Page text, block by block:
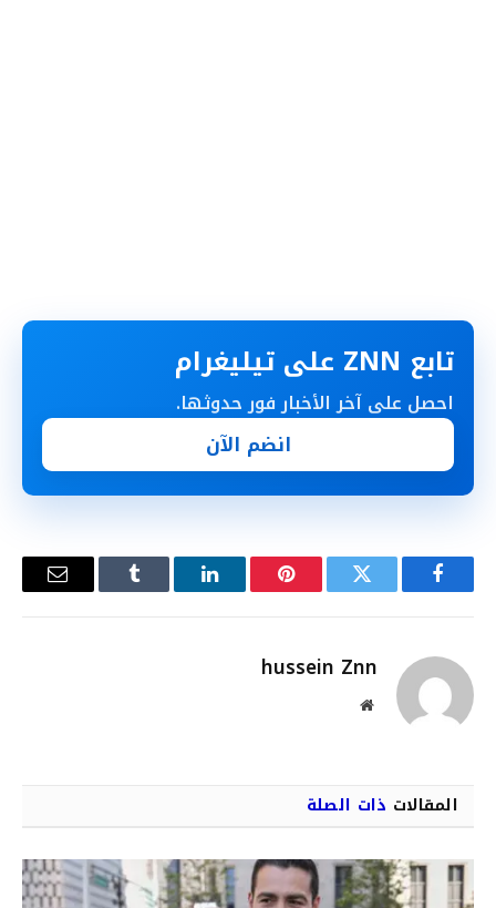
تابع ZNN على تيليغرام
احصل على آخر الأخبار فور حدوثها.
انضم الآن
فيسبوك تويتر بينتيريستلينكدإن Tumblr
البريد
hussein Znn
موقع
المقالات ذات الصلة